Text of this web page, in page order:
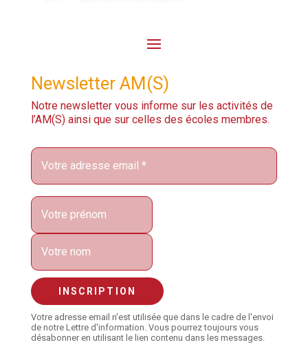
Newsletter AM(S)
Notre newsletter vous informe sur les activités de
l’AM(S) ainsi que sur celles des écoles membres.
Votre adresse email n'est utilisée que dans le cadre de l'envoi
de notre Lettre d'information. Vous pourrez toujours vous
désabonner en utilisant le lien contenu dans les messages.